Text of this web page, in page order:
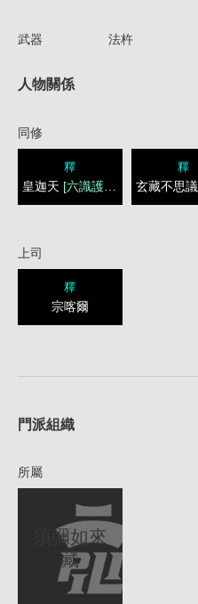
武器 法杵
人物關係
同修
釋
皇迦天 [六識護教]
釋
玄藏不思議
上司
釋
宗喀爾
門派組織
所屬
須彌如來
藏